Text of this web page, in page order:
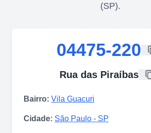
(SP).
04475-220
Rua das Piraíbas
Bairro: Vila Guacuri
Cidade: São Paulo - SP